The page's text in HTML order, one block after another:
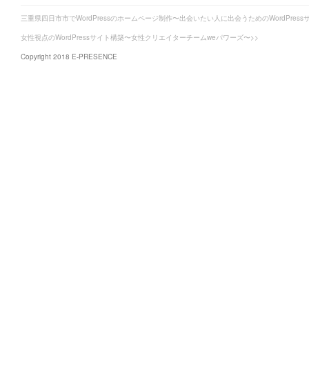
三重県四日市市でWordPressのホームページ制作〜出会いたい人に出会うためのWordPress
女性視点のWordPressサイト構築〜女性クリエイターチームweパワーズ〜>>
Copyright 2018 E-PRESENCE